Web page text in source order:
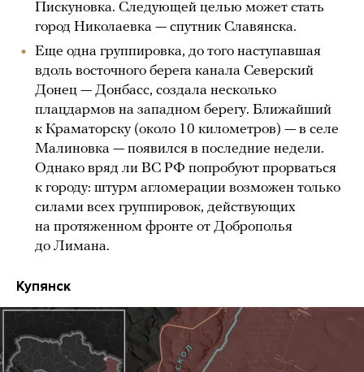
Пискуновка. Следующей целью может стать
город Николаевка — спутник Славянска.
Еще одна группировка, до того наступавшая
вдоль восточного берега канала Северский
Донец — Донбасс, создала несколько
плацдармов на западном берегу. Ближайший
к Краматорску (около 10 километров) — в селе
Малиновка — появился в последние недели.
Однако вряд ли ВС РФ попробуют прорваться
к городу: штурм агломерации возможен только
силами всех группировок, действующих
на протяженном фронте от Доброполья
до Лимана.
Купянск